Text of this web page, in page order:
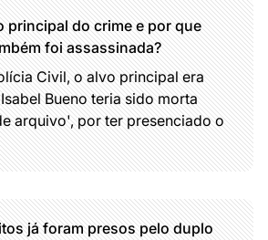
principal do crime e por que
foi assassinada?
Civil, o alvo principal era
Bueno teria sido morta
arquivo', por ter presenciado o
já foram presos pelo duplo